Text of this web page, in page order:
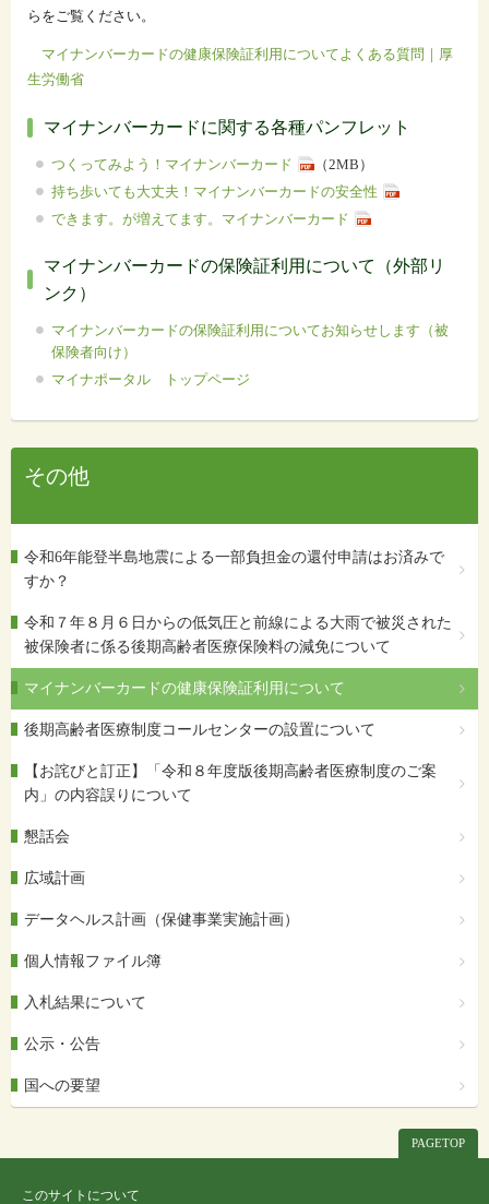
らをご覧ください。
マイナンバーカードの健康保険証利用についてよくある質問｜厚
生労働省
マイナンバーカードに関する各種パンフレット
つくってみよう！マイナンバーカード
（2MB）
持ち歩いても大丈夫！マイナンバーカードの安全性
できます。が増えてます。マイナンバーカード
マイナンバーカードの保険証利用について（外部リ
ンク）
マイナンバーカードの保険証利用についてお知らせします（被
保険者向け）
マイナポータル トップページ
その他
令和6年能登半島地震による一部負担金の還付申請はお済みで
すか？
令和７年８月６日からの低気圧と前線による大雨で被災された
被保険者に係る後期高齢者医療保険料の減免について
マイナンバーカードの健康保険証利用について
後期高齢者医療制度コールセンターの設置について
【お詫びと訂正】「令和８年度版後期高齢者医療制度のご案
内」の内容誤りについて
懇話会
広域計画
データヘルス計画（保健事業実施計画）
個人情報ファイル簿
入札結果について
公示・公告
国への要望
PAGETOP
このサイトについて